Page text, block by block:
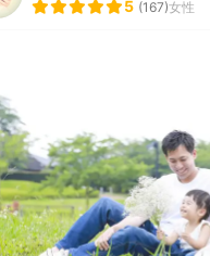
5 (167)女性